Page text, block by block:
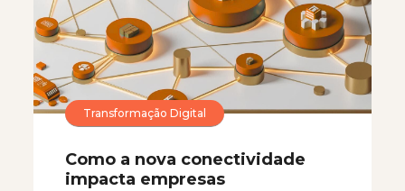
Transformação Digital
Como a nova conectividade
impacta empresas